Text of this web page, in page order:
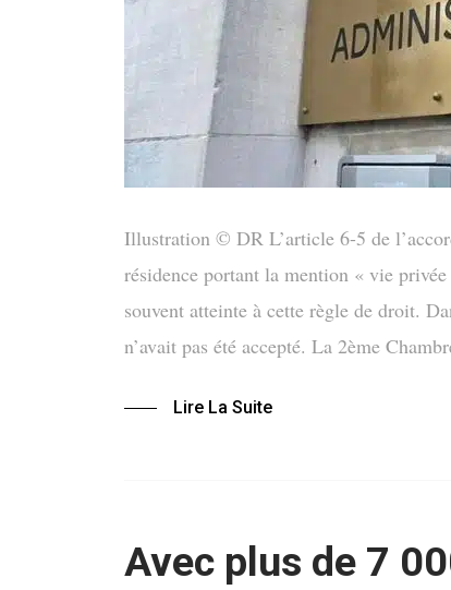
Illustration © DR L’article 6-5 de
résidence portant la mention « vie
souvent atteinte à cette règle de droit.
n’avait pas été accepté. La 2ème
Lire La Suite
Avec plus de 7